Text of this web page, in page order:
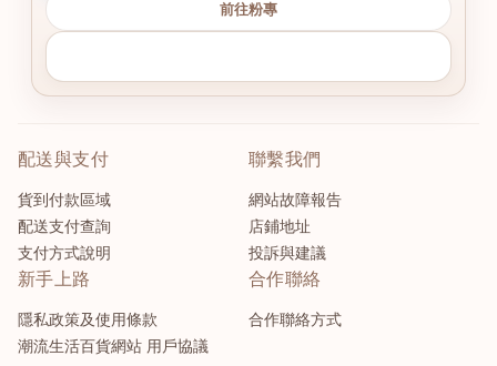
前往粉專
配送與支付
貨到付款區域
配送支付查詢
支付方式說明
聯繫我們
網站故障報告
店鋪地址
投訴與建議
新手上路
隱私政策及使用條款
潮流生活百貨網站 用戶協議
合作聯絡
合作聯絡方式